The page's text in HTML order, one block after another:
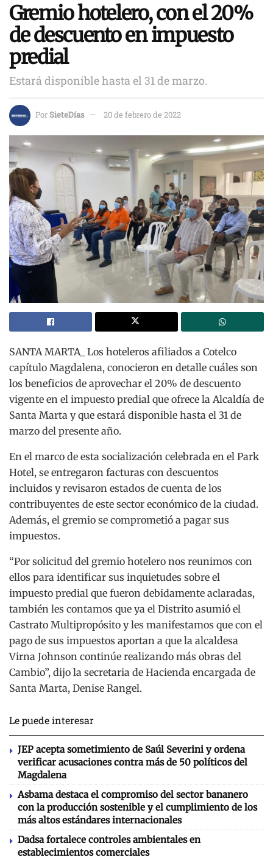
Gremio hotelero, con el 20%
de descuento en impuesto
predial
Estará disponible hasta el 31 de marzo.
PorSieteDías 20 de febrero de 2022
SANTA MARTA_ Los hoteleros afiliados a Cotelco
capítulo Magdalena, conocieron en detalle cuáles son
los beneficios de aprovechar el 20% de descuento
vigente en el impuesto predial que ofrece la Alcaldía de
Santa Marta y que estará disponible hasta el 31 de
marzo del presente año.
En el marco de esta socialización celebrada en el Park
Hotel, se entregaron facturas con descuentos
incluidos y revisaron estados de cuenta de los
contribuyentes de este sector económico de la ciudad.
Además, el gremio se comprometió a pagar sus
impuestos.
“Por solicitud del gremio hotelero nos reunimos con
ellos para identificar sus inquietudes sobre el
impuesto predial que fueron debidamente aclaradas,
también les contamos que ya el Distrito asumió el
Castrato Multipropósito y les manifestamos que con el
pago de sus impuestos aportan a que la alcaldesa
Virna Johnson continúe realizando más obras del
Cambio”, dijo la secretaria de Hacienda encargada de
Santa Marta, Denise Rangel.
Le puede interesar
JEP acepta sometimiento de Saúl Severini y ordena
verificar acusaciones contra más de 50 políticos del
Magdalena
Asbama destaca el compromiso del sector bananero
con la producción sostenible y el cumplimiento de los
más altos estándares internacionales
Dadsa fortalece controles ambientales en
establecimientos comerciales